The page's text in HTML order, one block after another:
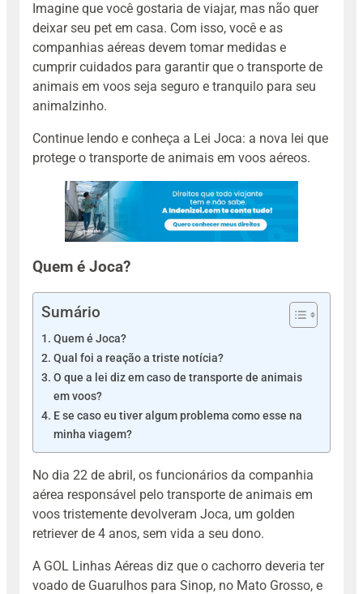
Imagine que você gostaria de viajar, mas não quer
deixar seu pet em casa. Com isso, você e as
companhias aéreas devem tomar medidas e
cumprir cuidados para garantir que o transporte de
animais em voos seja seguro e tranquilo para seu
animalzinho.
Continue lendo e conheça a Lei Joca: a nova lei que
protege o transporte de animais em voos aéreos.
Quem é Joca?
Sumário
Quem é Joca?
Qual foi a reação a triste notícia?
O que a lei diz em caso de transporte de animais
em voos?
E se caso eu tiver algum problema como esse na
minha viagem?
No dia 22 de abril, os funcionários da companhia
aérea responsável pelo transporte de animais em
voos tristemente devolveram Joca, um golden
retriever de 4 anos, sem vida a seu dono.
A GOL Linhas Aéreas diz que o cachorro deveria ter
voado de Guarulhos para Sinop, no Mato Grosso, e